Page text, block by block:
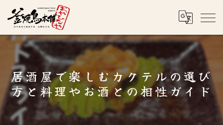
居酒屋で楽しむカクテルの選び
方と料理やお酒との相性ガイド